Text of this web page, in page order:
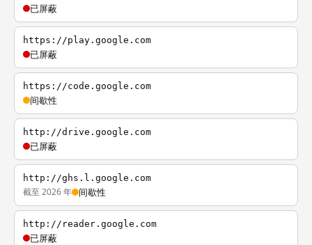
已屏蔽
https://play.google.com
已屏蔽
https://code.google.com
间歇性
http://drive.google.com
已屏蔽
http://ghs.l.google.com
截至 2026 年 间歇性
http://reader.google.com
已屏蔽